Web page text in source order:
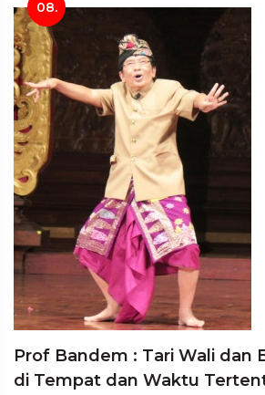
08.
Prof Bandem : Tari Wali dan
di Tempat dan Waktu